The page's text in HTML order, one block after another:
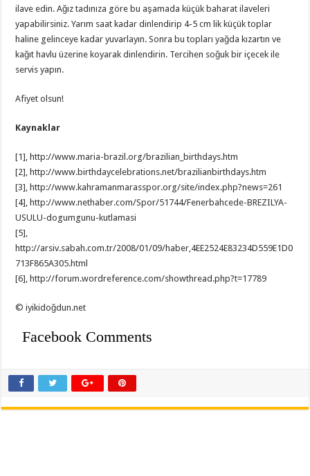
ilave edin. Ağız tadınıza göre bu aşamada küçük baharat ilaveleri
yapabilirsiniz. Yarım saat kadar dinlendirip 4-5 cm lik küçük toplar
haline gelinceye kadar yuvarlayın. Sonra bu topları yağda kızartın ve
kağıt havlu üzerine koyarak dinlendirin. Tercihen soğuk bir içecek ile
servis yapın.
Afiyet olsun!
Kaynaklar
[1], http://www.maria-brazil.org/brazilian_birthdays.htm
[2], http://www.birthdaycelebrations.net/brazilianbirthdays.htm
[3], http://www.kahramanmarasspor.org/site/index.php?news=261
[4], http://www.nethaber.com/Spor/51744/Fenerbahcede-BREZILYA-
USULU-dogumgunu-kutlamasi
[5],
http://arsiv.sabah.com.tr/2008/01/09/haber,4EE2524E83234D559E1D0
713F865A305.html
[6], http://forum.wordreference.com/showthread.php?t=17789
© iyikidoğdun.net
Facebook Comments